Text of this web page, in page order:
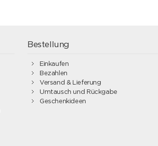
Bestellung
Einkaufen
Bezahlen
Versand & Lieferung
Umtausch und Rückgabe
Geschenkideen